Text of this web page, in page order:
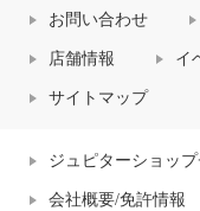
お問い合わせ
店舗情報 イ
サイトマップ
ジュピターショッ
会社概要/免許情報